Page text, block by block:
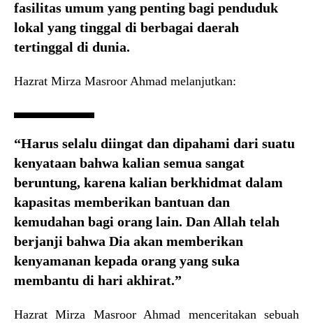
fasilitas umum yang penting bagi penduduk
lokal yang tinggal di berbagai daerah
tertinggal di dunia.
Hazrat Mirza Masroor Ahmad melanjutkan:
“Harus selalu diingat dan dipahami dari suatu
kenyataan bahwa kalian semua sangat
beruntung, karena kalian berkhidmat dalam
kapasitas memberikan bantuan dan
kemudahan bagi orang lain. Dan Allah telah
berjanji bahwa Dia akan memberikan
kenyamanan kepada orang yang suka
membantu di hari akhirat.”
Hazrat Mirza Masroor Ahmad menceritakan sebuah